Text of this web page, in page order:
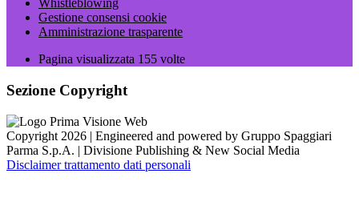
Whistleblowing
Gestione consensi cookie
Amministrazione trasparente
Pagina visualizzata 155 volte
Sezione Copyright
Copyright 2026 | Engineered and powered by Gruppo Spaggiari
Parma S.p.A. | Divisione Publishing & New Social Media
Disclaimer trattamento dati personali